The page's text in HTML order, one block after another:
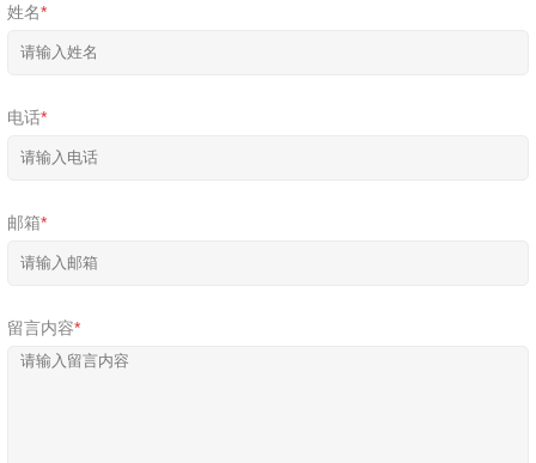
姓名*
电话*
邮箱*
留言内容*